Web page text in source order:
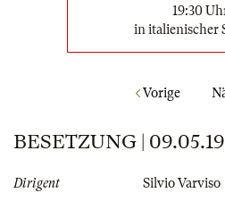
19:30
in italienischer
Vorige
BESETZUNG |
Dirigent
Silvio Varviso